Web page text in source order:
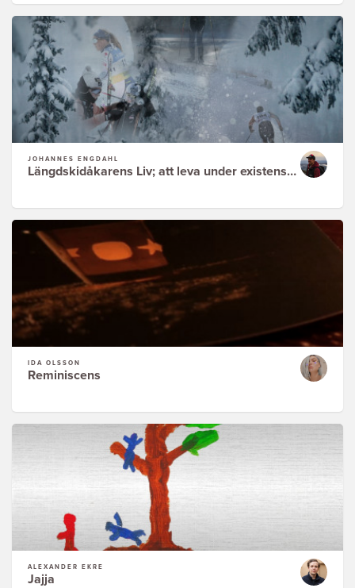
JOHANNES ENGDAHL
Längdskidåkarens Liv; att leva under existensminimum
IDA OLSSON
Reminiscens
ALEXANDER EKRE
Jajja